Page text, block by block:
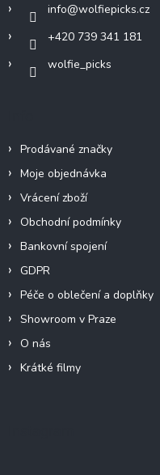
info@wolfiepicks.cz
+420 739 341 181
wolfie_picks
Prodávané značky
Moje objednávka
Vrácení zboží
Obchodní podmínky
Bankovní spojení
GDPR
Péče o oblečení a doplňky
Showroom v Praze
O nás
Krátké filmy